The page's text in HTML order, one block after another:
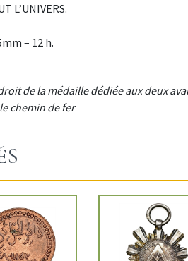
L’UNIVERS.
– 12 h.
de la médaille dédiée aux deux
chemin de fer